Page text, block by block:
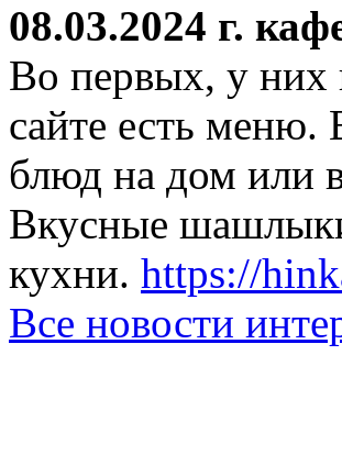
08.03.2024 г.
Во первых, у них
сайте есть меню.
блюд на дом или
Вкусные
кухни. https://
Все новости